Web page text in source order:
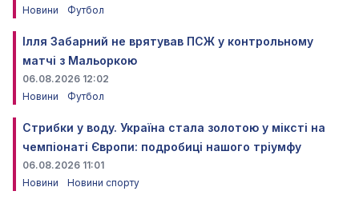
Новини
Футбол
Ілля Забарний не врятував ПСЖ у контрольному
матчі з Мальоркою
06.08.2026 12:02
Новини
Футбол
Стрибки у воду. Україна стала золотою у міксті на
чемпіонаті Європи: подробиці нашого тріумфу
06.08.2026 11:01
Новини
Новини спорту